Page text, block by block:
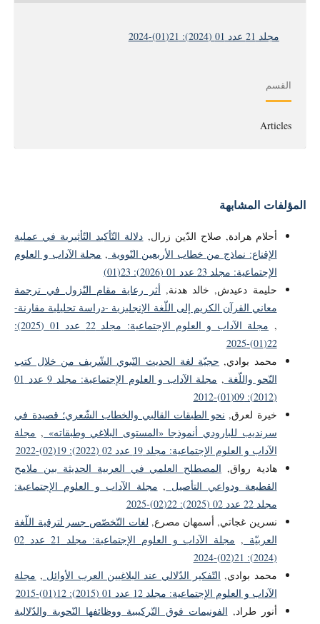
مجلد 21 عدد 01 (2024): 21(01)-2024
القسم
Articles
المؤلفات المشابهة
أحلام هرادة, صلاح الدّين زرال, دلالة التّأكيد التّأثيرية في عملية
الإقناع: نماذج من خطاب الأربعين النّووية , مجلة الآداب و العلوم
الإجتماعية: مجلد 23 عدد 01 (2026): 23(01)
حليمة دعيدش, خالد هدنة, أثر رعاية مقام النّزول في ترجمة
معاني القرآن الكريم إلى اللّغة الإنجليزية -دراسة تحليلية مقارنة-
,
مجلة الآداب و العلوم الإجتماعية: مجلد 22 عدد 01 (2025):
22(01)-2025
محمد بوادي, حجيّة لغة الحديث النّبوي الشّريف من خلال كتب
النّحو واللّغة ,
مجلة الآداب و العلوم الإجتماعية: مجلد 9 عدد 01
(2012): 09(01)-2012
خيرة لعرق, نحو الطبقات القالبي والخطاب الشّعري؛ قصيدة في
سرنديب للبارودي أنموذجا «المستوى البلاغي وطبقاته» , مجلة
الآداب و العلوم الإجتماعية: مجلد 19 عدد 02 (2022): 19(02)-2022
هادية رواق, المصطلح العلمي في العربية الحديثة بين ملامح
القطيعة ودواعي التأصيل , مجلة الآداب و العلوم الإجتماعية:
مجلد 22 عدد 02 (2025): 22(02)-2025
نسرين غجاتي, أسمهان مصرع, لغات التّخصّص جسر لترقية اللّغة
العربيّة ,
مجلة الآداب و العلوم الإجتماعية: مجلد 21 عدد 02
(2024): 21(02)-2024
محمد بوادي, التّفكير الدّلالي عند البلاغيين العرب الأوائل , مجلة
الآداب و العلوم الإجتماعية: مجلد 12 عدد 01 (2015): 12(01)-2015
أنور طراد, الفونيمات فوق التّركيبية ووظائفها النّحوية والدّلالية